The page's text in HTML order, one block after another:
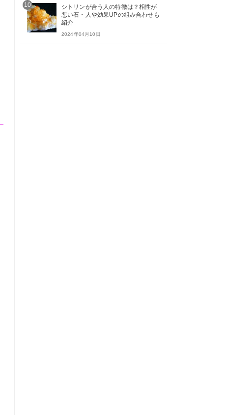
10
シトリンが合う人の特徴は？相性が
悪い石・人や効果UPの組み合わせも
紹介
2024年04月10日